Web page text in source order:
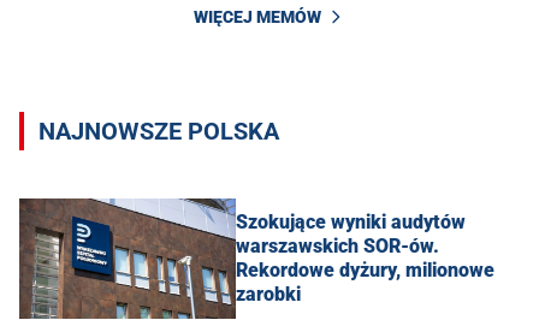
WIĘCEJ MEMÓW
NAJNOWSZE POLSKA
Szokujące wyniki audytów
warszawskich SOR-ów.
Rekordowe dyżury, milionowe
zarobki